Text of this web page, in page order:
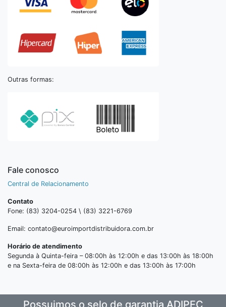
Outras formas:
Fale conosco
Central de Relacionamento
Contato
Fone: (83) 3204-0254 \ (83) 3221-6769
Email: contato@euroimportdistribuidora.com.br
Horário de atendimento
Segunda à Quinta-feira – 08:00h às 12:00h e das 13:00h às 18:00h
e na Sexta-feira de 08:00h às 12:00h e das 13:00h às 17:00h
Possuimos o selo de garantia ADIPEC